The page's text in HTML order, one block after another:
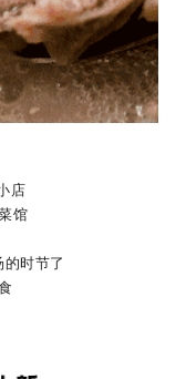
店
馆
时节了